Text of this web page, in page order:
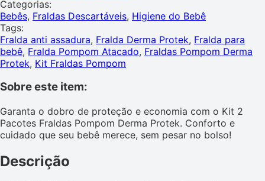
Categorias:
Bebês, Fraldas Descartáveis, Higiene do Bebê
Tags:
Fralda anti assadura, Fralda Derma Protek, Fralda para
bebê, Fralda Pompom Atacado, Fraldas Pompom Derma
Protek, Kit Fraldas Pompom
Sobre este item:
Garanta o dobro de proteção e economia com o Kit 2
Pacotes Fraldas Pompom Derma Protek. Conforto e
cuidado que seu bebê merece, sem pesar no bolso!
Descrição